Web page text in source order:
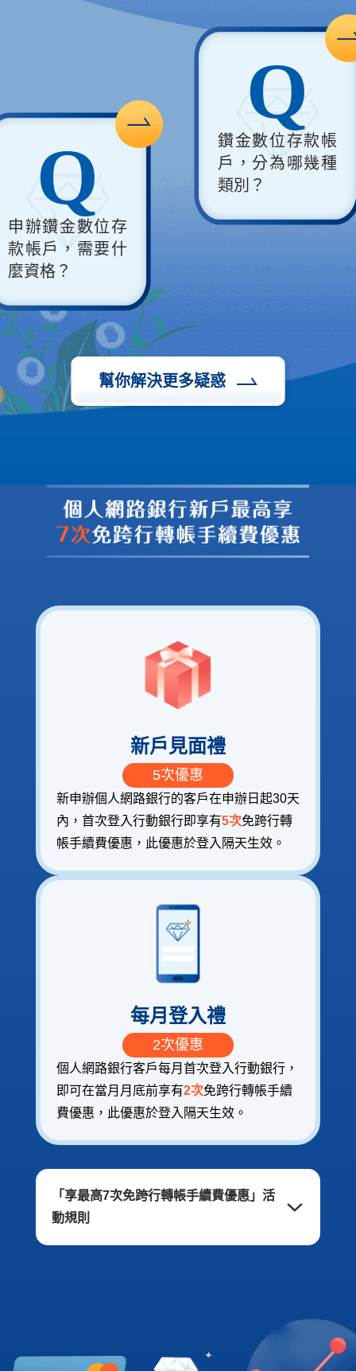
金數位存
，需要什
？
Q
鑽金數位存款帳
戶，分為哪幾種
類別？
幫你解決更多疑惑
新戶見面禮
5次優惠
新申辦個人網路銀行的客戶在申辦日起30天
內，首次登入行動銀行即享有5次免跨行轉
帳手續費優惠，此優惠於登入隔天生效。
每月登入禮
2次優惠
個人網路銀行客戶每月首次登入行動銀行，
即可在當月月底前享有2次免跨行轉帳手續
費優惠，此優惠於登入隔天生效。
「享最高7次免跨行轉帳手續費優惠」活
動規則